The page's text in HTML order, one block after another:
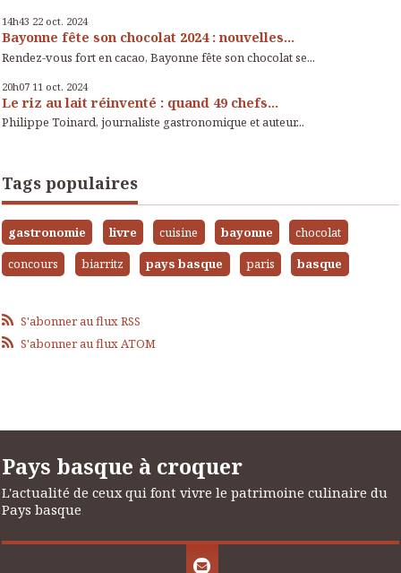
14h43 22 oct. 2024
Bayonne fête son chocolat 2024 : nouvelles...
Rendez-vous fort en cacao, Bayonne fête son chocolat se...
20h07 11 oct. 2024
Le riz au lait réinventé : quand 49 chefs...
Philippe Toinard, journaliste gastronomique et auteur...
Tags populaires
gastronomie livre cuisine bayonne
chocolat
concours
biarritz pays basque paris basque
S'abonner au flux RSS
S'abonner au flux ATOM
Pays basque à croquer
L'actualité de ceux qui font vivre le patrimoine culinaire du
Pays basque